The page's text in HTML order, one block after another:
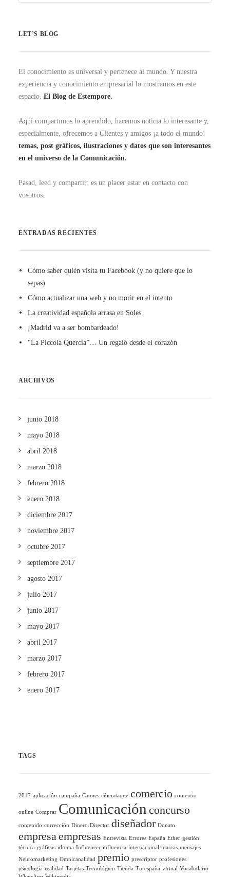
LET’S BLOG
El conocimiento es universal y pertenece al mundo. Y nuestra
experiencia y conocimiento empresarial lo mostramos en este
espacio. El Blog de Estempore.
Aquí compartimos lo aprendido, hacemos noticia lo interesante y,
especialmente, ofrecemos a Clientes y amigos ¡a todo el mundo!
temas, post gráficos, ilustraciones y datos que son interesantes
en el universo de la Comunicación.
Pasad, leed y compartir: es un placer estar en contacto con
vosotros.
ENTRADAS RECIENTES
Cómo saber quién visita tu Facebook (y no quiere que lo
sepas)
Cómo actualizar una web y no morir en el intento
La creatividad española arrasa en Soles
¡Madrid va a ser bombardeado!
“La Piccola Quercia”… Un regalo desde el corazón
ARCHIVOS
junio 2018
mayo 2018
abril 2018
marzo 2018
febrero 2018
enero 2018
diciembre 2017
noviembre 2017
octubre 2017
septiembre 2017
agosto 2017
julio 2017
junio 2017
mayo 2017
abril 2017
marzo 2017
febrero 2017
enero 2017
TAGS
2017 aplicación campaña Cannes ciberataque comercio comercio
online Comprar Comunicación concurso
contenido corrección Dinero Director diseñador Donato
empresaempresas Entrevista Errores España Ether gestión
técnica gráficas idioma Influencer influencia internacional marcas mensajes
Neuromarketing Omnicanalidad premio prescriptor profesiones
psicología realidad Tarjetas Tecnológico Tienda Turespaña virtual Vocabulario